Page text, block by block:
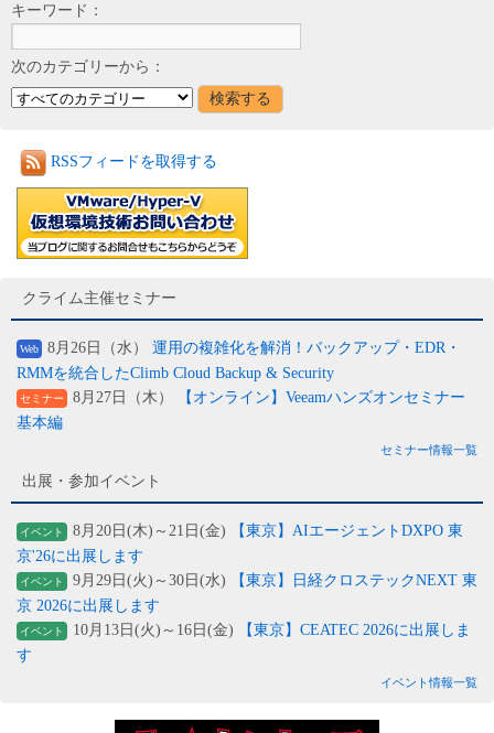
キーワード：
次のカテゴリーから：
RSSフィードを取得する
クライム主催セミナー
Web 8月26日（水） 運用の複雑化を解消！バックアップ・EDR・
RMMを統合したClimb Cloud Backup & Security
セミナー 8月27日（木）
【オンライン】Veeamハンズオンセミナー
基本編
セミナー情報一覧
出展・参加イベント
イベント 8月20日(木)～21日(金)
【東京】AIエージェントDXPO 東
京'26に出展します
イベント 9月29日(火)～30日(水)
【東京】日経クロステックNEXT 東
京 2026に出展します
イベント 10月13日(火)～16日(金)
【東京】CEATEC 2026に出展しま
す
イベント情報一覧